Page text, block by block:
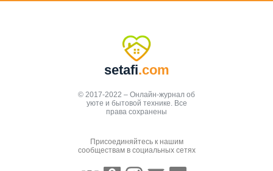
setafi.com
© 2017-2022 – Онлайн-журнал об
уюте и бытовой технике. Все
права сохранены
Присоединяйтесь к нашим
сообществам в социальных сетях